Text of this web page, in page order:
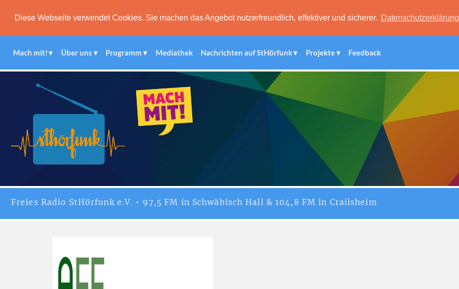
Diese Webseite verwendet Cookies. Sie machen das Angebot nutzerfreundlich, effektiver und sicherer. Datenschutzerklärung
Mach mit! Über uns Programm Mediathek Nachrichten auf StHörfunk Projekte Feedback
Freies Radio StHörfunke.V. • 97,5 FM in Schwäbisch Hall & 104,8 FM in Crailsheim